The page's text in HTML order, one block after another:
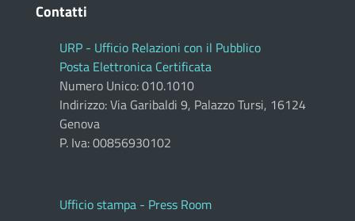
Contatti
URP - Ufficio Relazioni con il Pubblico
Posta Elettronica Certificata
Numero Unico: 010.1010
Indirizzo: Via Garibaldi 9, Palazzo Tursi, 16124
Genova
P. Iva: 00856930102
Ufficio stampa - Press Room